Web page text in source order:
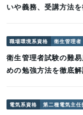
いや義務、受講方法
職場環境系資格 衛生管理者
衛生管理者試験の難
めの勉強方法を徹底
電気系資格 第二種電気主任